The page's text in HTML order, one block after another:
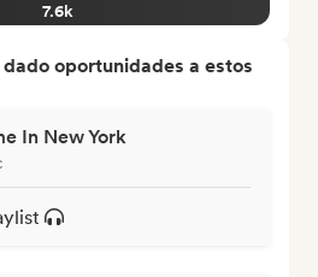
7.6k
oportunidades a estos
In New York